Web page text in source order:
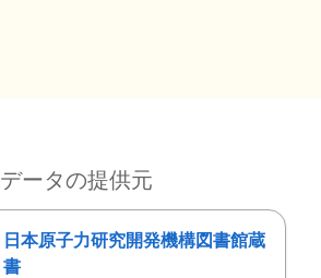
データの提供元
日本原子力研究開発機構図書館蔵
書